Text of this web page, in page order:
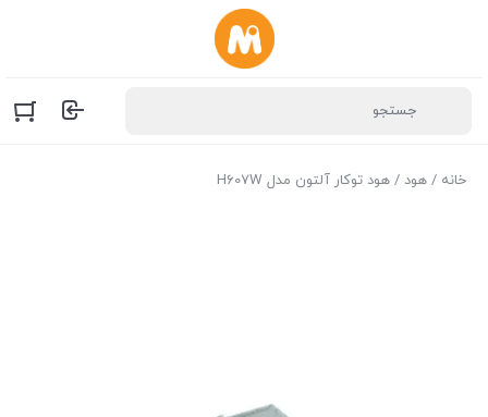
خانه / هود / هود توکار آلتون مدل H607W